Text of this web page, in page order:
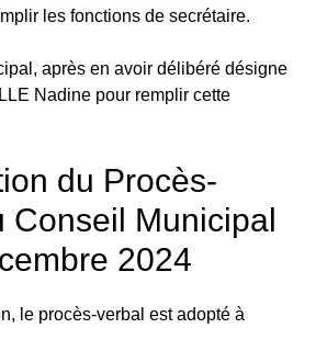
les fonctions de secrétaire.
après en avoir délibéré désigne
Nadine pour remplir cette
du Procès-
Conseil Municipal
2024
le procès-verbal est adopté à